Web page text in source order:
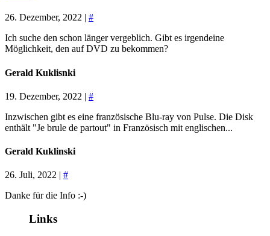
26. Dezember, 2022 | #
Ich suche den schon länger vergeblich. Gibt es irgendeine
Möglichkeit, den auf DVD zu bekommen?
Gerald Kuklisnki
19. Dezember, 2022 | #
Inzwischen gibt es eine französische Blu-ray von Pulse. Die Disk
enthält "Je brule de partout" in Französisch mit englischen...
Gerald Kuklinski
26. Juli, 2022 | #
Danke für die Info :-)
Links